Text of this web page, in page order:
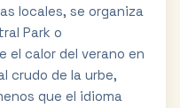
locales, se organiza
Park o
el calor del verano en
crudo de la urbe,
que el idioma